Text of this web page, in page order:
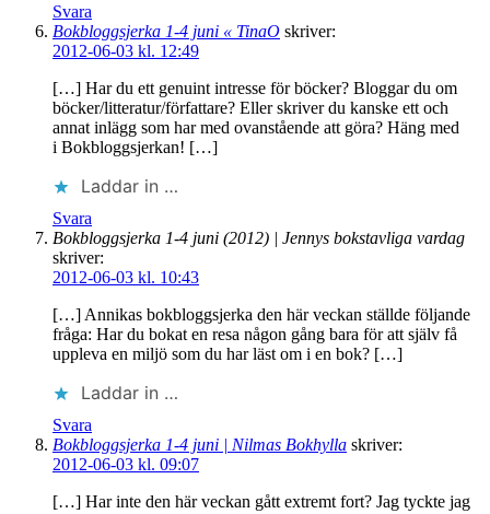
Svara
Bokbloggsjerka 1-4 juni « TinaO skriver:
2012-06-03 kl. 12:49
[…] Har du ett genuint intresse för böcker? Bloggar du om
böcker/litteratur/författare? Eller skriver du kanske ett och
annat inlägg som har med ovanstående att göra? Häng med
i Bokbloggsjerkan! […]
Laddar in …
Svara
Bokbloggsjerka 1-4 juni (2012) | Jennys bokstavliga vardag
skriver:
2012-06-03 kl. 10:43
[…] Annikas bokbloggsjerka den här veckan ställde följande
fråga: Har du bokat en resa någon gång bara för att själv få
uppleva en miljö som du har läst om i en bok? […]
Laddar in …
Svara
Bokbloggsjerka 1-4 juni | Nilmas Bokhylla skriver:
2012-06-03 kl. 09:07
[…] Har inte den här veckan gått extremt fort? Jag tyckte jag